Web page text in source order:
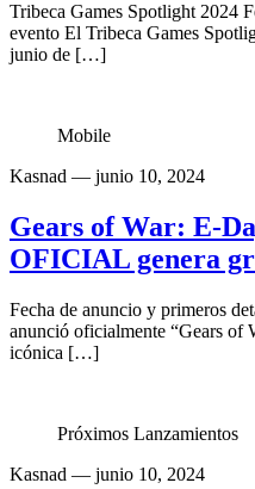
Tribeca Games Spotlight 2024
evento El Tribeca Games
junio de […]
Mobile
Kasnad — junio 10, 2024
Gears of War: E-
OFICIAL genera
Fecha de anuncio y primeros
anunció oficialmente “Gears of
icónica […]
Próximos Lanzamientos
Kasnad — junio 10, 2024